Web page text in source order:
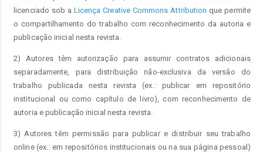
licenciado sob a Licença Creative Commons Attribution que permite
o compartilhamento do trabalho com reconhecimento da autoria e
publicação inicial nesta revista.
2) Autores têm autorização para assumir contratos adicionais
separadamente, para distribuição não-exclusiva da versão do
trabalho publicada nesta revista (ex.: publicar em repositório
institucional ou como capítulo de livro), com reconhecimento de
autoria e publicação inicial nesta revista.
3) Autores têm permissão para publicar e distribuir seu trabalho
online (ex.: em repositórios institucionais ou na sua página pessoal)